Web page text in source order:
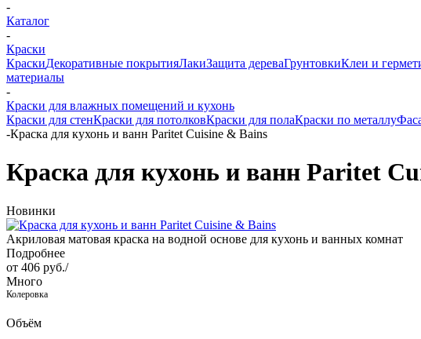
-
Каталог
-
Краски
КраскиДекоративные покрытияЛакиЗащита дереваГрунтовкиКлеи и
материалы
-
Краски для влажных помещений и кухонь
Краски для стенКраски для потолковКраски для полаКраски по металлу
-Краска для кухонь и ванн Paritet Cuisine & Bains
Краска для кухонь и ванн Paritet
Новинки
Акриловая матовая краска на водной основе для кухонь и ванных комнат
Подробнее
от 406 руб./
Много
Колеровка
Объём